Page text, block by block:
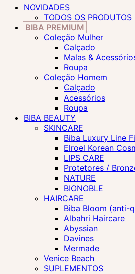
NOVIDADES
TODOS OS PRODUTOS
BIBA PREMIUM
Coleção Mulher
Calçado
Malas &
Roupa
Coleção Homem
Calçado
Acessórios
Roupa
BIBA BEAUTY
SKINCARE
Biba Luxury Line
Elroel Korean
LIPS CARE
Protetores /
NATURE
BIONOBLE
HAIRCARE
Biba Bloom (anti-
Albahri Haircare
Abyssian
Davines
Mermade
Venice Beach
SUPLEMENTOS